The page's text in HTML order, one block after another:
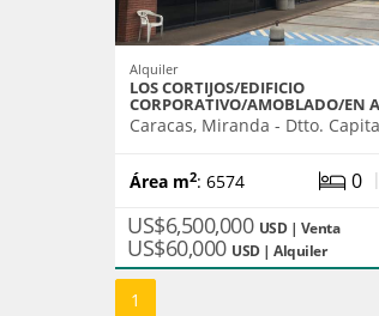
Alquiler
LOS CORTIJOS/EDIFICIO
CORPORATIVO/AMOBLADO/EN
Caracas, Miranda - Dtto.
Área m2: 6574 0|
US$6,500,000 USD | Venta
US$60,000 USD | Alquiler
1